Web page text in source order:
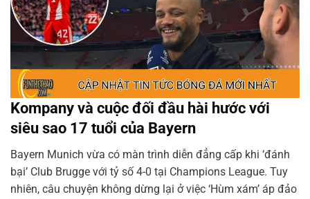
Kompany và cuộc đối đầu hài hước với
siêu sao 17 tuổi của Bayern
Bayern Munich vừa có màn trình diễn đẳng cấp khi ‘đánh
bại’ Club Brugge với tỷ số 4-0 tại Champions League. Tuy
nhiên, câu chuyện không dừng lại ở việc ‘Hùm xám’ áp đảo